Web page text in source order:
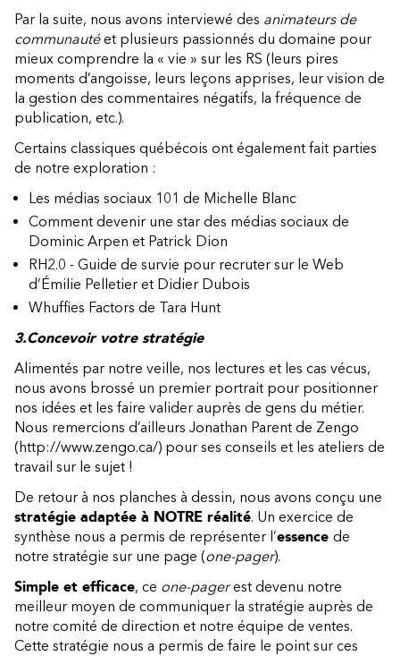
Par la suite, nous avons interviewé des animateurs de
communautéet plusieurs passionnés du domaine pour
mieux comprendre la « vie » sur les RS (leurs pires
moments d’angoisse, leurs leçons apprises, leur vision de
la gestion des commentaires négatifs, la fréquence de
publication, etc.).
Certains classiques québécois ont également fait parties
de notre exploration :
Les médias sociaux 101 de Michelle Blanc
Comment devenir une star des médias sociaux de
Dominic Arpen et Patrick Dion
RH2.0 - Guide de survie pour recruter sur le Web
d’Émilie Pelletier et Didier Dubois
Whuffies Factors de Tara Hunt
3.Concevoir votre stratégie
Alimentés par notre veille, nos lectures et les cas vécus,
nous avons brossé un premier portrait pour positionner
nos idées et les faire valider auprès de gens du métier.
Nous remercions d’ailleurs Jonathan Parent de Zengo
(http://www.zengo.ca/) pour ses conseils et les ateliers de
travail sur le sujet !
De retour à nos planches à dessin, nous avons conçu une
stratégie adaptée à NOTRE réalité. Un exercice de
synthèse nous a permis de représenter l’essence de
notre stratégie sur une page (one-pager).
Simple et efficace, ce one-pagerest devenu notre
meilleur moyen de communiquer la stratégie auprès de
notre comité de direction et notre équipe de ventes.
Cette stratégie nous a permis de faire le point sur ces